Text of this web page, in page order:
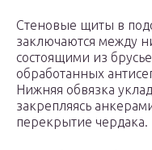
Стеновые щиты в
заключаются между
состоящими из
обработанных
Нижняя обвязка
закрепляясь
перекрытие чердака.